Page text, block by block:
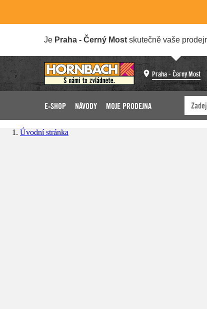
Je Praha - Černý Most skutečně vaše
Praha - Černý Most
E-SHOP NÁVODY MOJE PRODEJNA
Úvodní stránka